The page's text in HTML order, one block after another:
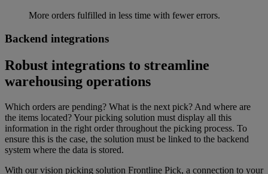
More orders fulfilled in less time with fewer errors.
Backend integrations
Robust integrations to streamline
warehousing operations
Which orders are pending? What is the next pick? And where are
the items located? Your picking solution must display all this
information in the right order throughout the picking process. To
ensure this is the case, the solution must be linked to the backend
system where the data is stored.
With our vision picking solution Frontline Pick, a connection to your